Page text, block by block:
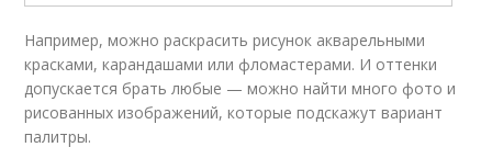
Например, можно раскрасить рисунок акварельными
красками, карандашами или фломастерами. И оттенки
допускается брать любые — можно найти много фото и
рисованных изображений, которые подскажут вариант
палитры.